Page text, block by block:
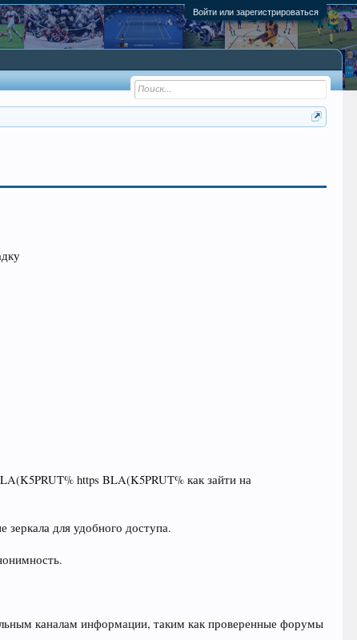
Войти или зарегистрироваться
https BLA(K5PRUT% как зайти на
для удобного доступа.
каналам информации, таким как проверенные форумы